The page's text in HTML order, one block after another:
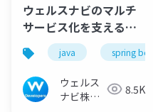
ウェルスナビのマルチ
サービス化を支える技
術 〜Spring Cloud
GatewayとPub/Subの
実践〜
java spring boot
ウェルス
ナビ株式
8.5K